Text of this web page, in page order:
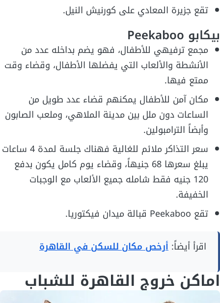
تقع جزيرة المعادي على كورنيش النيل.
بيكابو Peekaboo
مجمع ترفيهي للأطفال، فهو يضم بداخله عدد من
الأنشطة والألعاب التي يفضلها الأطفال، وقضاء وقت
ممتع فيها.
مكان آمن للأطفال يمكنهم قضاء عدد طويل من
الساعات دون ملل بين مدينة الملاهي، وملعب الصابون
وأبضاً الترامبولين.
سعر التذاكر ملائم للغالية فهناك جلسة لمدة 4 ساعات
يبلغ سعرها 68 جنيهاً، وقضاء يوم كامل يكون بدفع
120 جنيه فقط شامله جميع الألعاب مع الوجبات
الخفيفة.
تقع Peekaboo قبالة ميدان فيكتوريا.
اقرأ أيضاً: أرخص مكان للسكن في القاهرة
اماكن خروج القاهرة للشباب